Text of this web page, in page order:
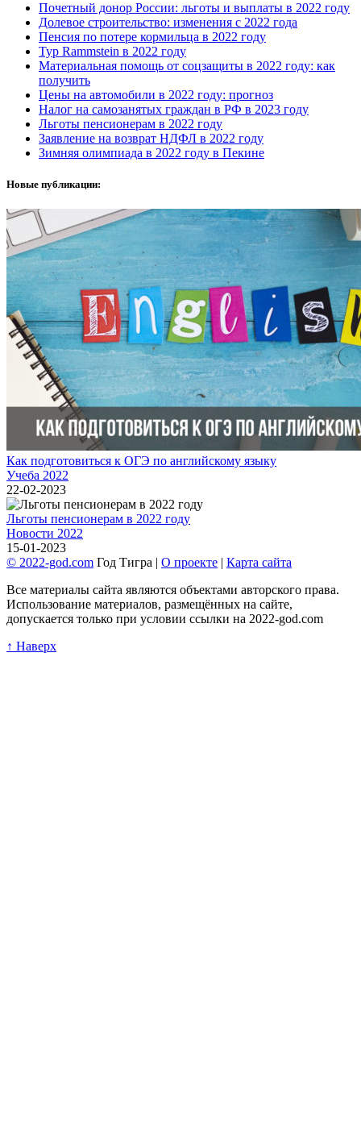
Почетный донор России: льготы и выплаты в 2022 году
Долевое строительство: изменения с 2022 года
Пенсия по потере кормильца в 2022 году
Тур Rammstein в 2022 году
Материальная помощь от соцзащиты в 2022 году: как
получить
Цены на автомобили в 2022 году: прогноз
Налог на самозанятых граждан в РФ в 2023 году
Льготы пенсионерам в 2022 году
Заявление на возврат НДФЛ в 2022 году
Зимняя олимпиада в 2022 году в Пекине
Новые публикации:
Как подготовиться к ОГЭ по английскому языку
Учеба 2022
22-02-2023
Льготы пенсионерам в 2022 году
Новости 2022
15-01-2023
© 2022-god.com Год Тигра | О проекте | Карта сайта
Все материалы сайта являются объектами авторского права.
Использование материалов, размещённых на сайте,
допускается только при условии ссылки на 2022-god.com
↑ Наверх